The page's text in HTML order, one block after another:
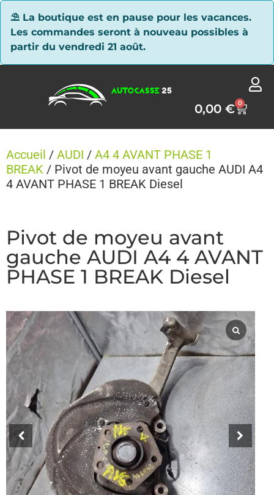
⛱ La boutique est en pause pour les vacances.
Les commandes seront à nouveau possibles à
partir du vendredi 21 août.
0,00€ 0
Accueil / AUDI / A4 4 AVANT PHASE 1
BREAK / Pivot de moyeu avant gauche AUDI A4
4 AVANT PHASE 1 BREAK Diesel
Pivot de moyeu avant
gauche AUDI A4 4 AVANT
PHASE 1 BREAK Diesel
Panneau de gestion des cookies